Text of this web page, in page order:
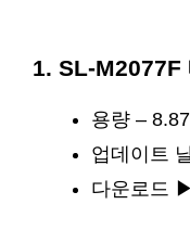
1. SL-M2077F
용량 –
업데이트
다운로드